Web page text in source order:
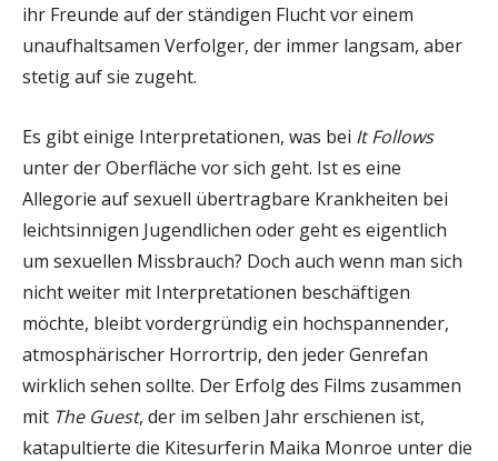
ihr Freunde auf der ständigen Flucht vor einem
unaufhaltsamen Verfolger, der immer langsam, aber
stetig auf sie zugeht.
Es gibt einige Interpretationen, was bei It Follows
unter der Oberfläche vor sich geht. Ist es eine
Allegorie auf sexuell übertragbare Krankheiten bei
leichtsinnigen Jugendlichen oder geht es eigentlich
um sexuellen Missbrauch? Doch auch wenn man sich
nicht weiter mit Interpretationen beschäftigen
möchte, bleibt vordergründig ein hochspannender,
atmosphärischer Horrortrip, den jeder Genrefan
wirklich sehen sollte. Der Erfolg des Films zusammen
mit The Guest, der im selben Jahr erschienen ist,
katapultierte die Kitesurferin Maika Monroe unter die